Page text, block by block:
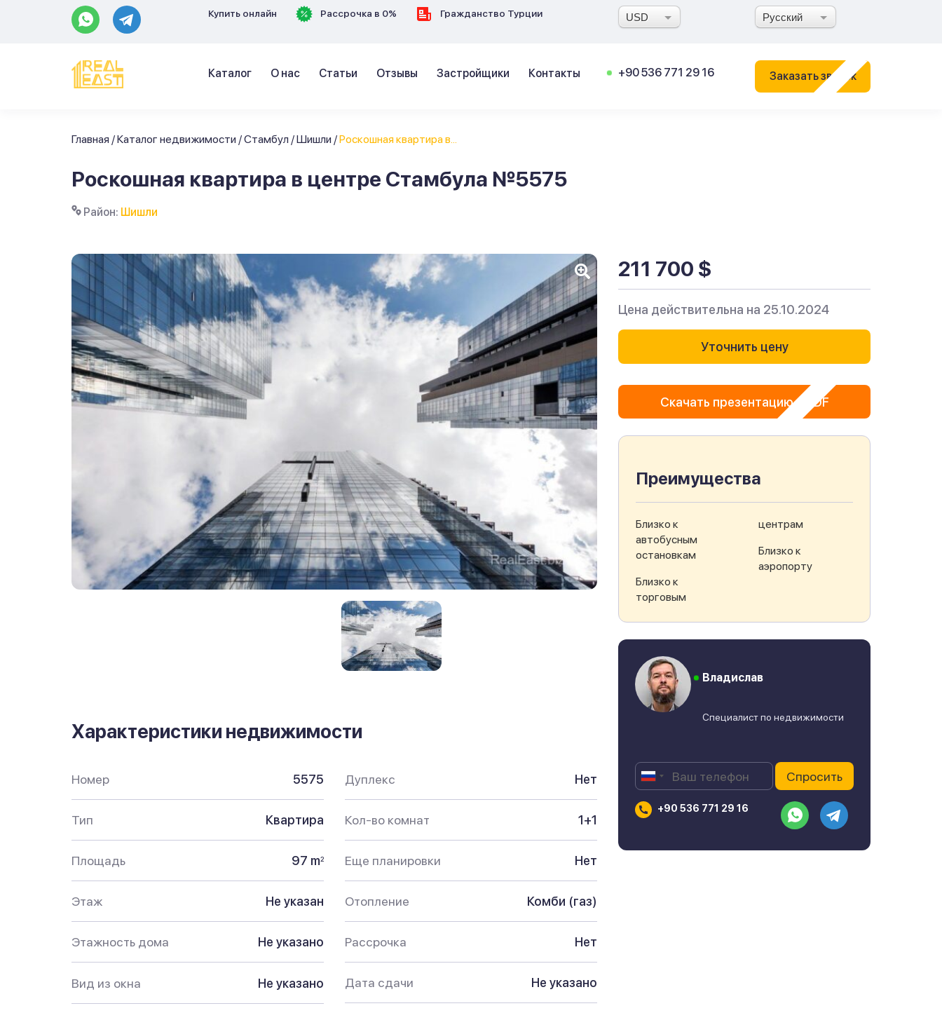
Купить онлайн Рассрочка в 0% Гражданство Турции USD Русский
Каталог О нас Статьи Отзывы Застройщики Контакты +90 536 771 29 16 Заказать звонок
Главная /Каталог недвижимости /Стамбул /Шишли /Роскошная квартира в...
Роскошная квартира в центре Стамбула №5575
Район: Шишли
Характеристики недвижимости
Номер 5575
Тип Квартира
Площадь 97 m2
Этаж Не указан
Этажность дома Не указано
Вид из окна Не указано
Дуплекс Нет
Кол-во комнат 1+1
Еще планировки Нет
Отопление Комби (газ)
Рассрочка Нет
Дата сдачи Не указано
211 700 $
Цена действительна на 25.10.2024
Уточнить цену
Скачать презентацию в PDF
Преимущества
Близко к
автобусным
остановкам
Близко к
торговым
центрам
Близко к
аэропорту
Владислав
Специалист по недвижимости
+90 536 771 29 16